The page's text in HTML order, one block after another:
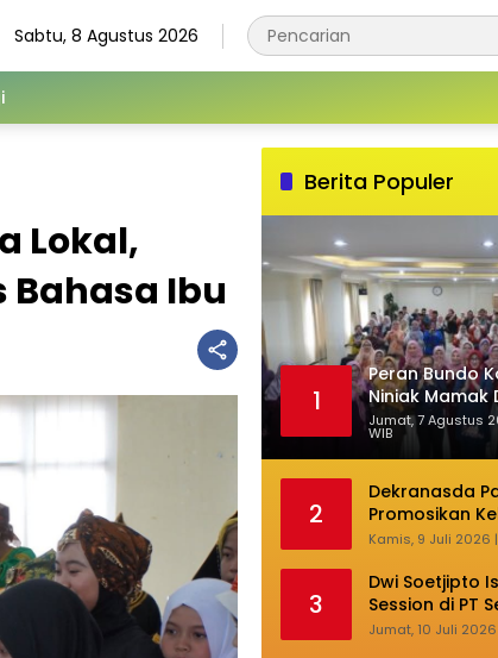
Sabtu, 8 Agustus 2026
Lokal,
Bahasa Ibu
Berita Populer
1
Peran Bundo
Niniak Mamak
Cegah
Jumat, 7 Agustus
WIB
2
Dekranasda
Promosikan
Lokal di Ajang
Kamis, 9 Juli 2026 |
3
Dwi Soetjipto
Session di PT
Perusahaan
Jumat, 10 Juli 2026